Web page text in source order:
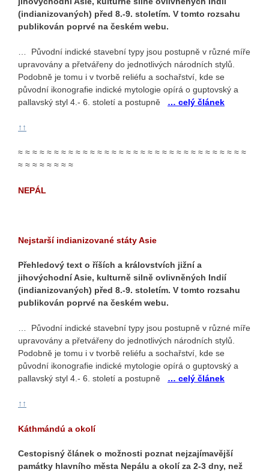
(indianizovaných) před 8.-9. stoletím. V tomto rozsahu
publikován poprvé na českém webu.
… Původní indické stavební typy jsou postupně v různé míře
upravovány a přetvářeny do jednotlivých národních stylů.
Podobně je tomu i v tvorbě reliéfu a sochařství, kde se
původní ikonografie indické mytologie opírá o guptovský a
pallavský styl 4.- 6. století a postupně … celý článek
↑↑
≈ ≈ ≈ ≈ ≈ ≈ ≈ ≈ ≈ ≈ ≈ ≈ ≈ ≈ ≈ ≈ ≈ ≈ ≈ ≈ ≈ ≈ ≈ ≈ ≈ ≈ ≈ ≈ ≈ ≈ ≈ ≈
≈ ≈ ≈ ≈ ≈ ≈ ≈ ≈
NEPÁL
Nejstarší indianizované státy Asie
Přehledový text o říších a královstvích jižní a
jihovýchodní Asie, kulturně silně ovlivněných Indií
(indianizovaných) před 8.-9. stoletím. V tomto rozsahu
publikován poprvé na českém webu.
… Původní indické stavební typy jsou postupně v různé míře
upravovány a přetvářeny do jednotlivých národních stylů.
Podobně je tomu i v tvorbě reliéfu a sochařství, kde se
původní ikonografie indické mytologie opírá o guptovský a
pallavský styl 4.- 6. století a postupně … celý článek
↑↑
Káthmándú a okolí
Cestopisný článek o možnosti poznat nejzajímavější
památky hlavního města Nepálu a okolí za 2-3 dny, než